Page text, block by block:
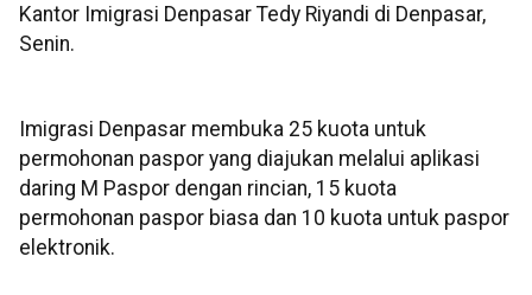
Kantor Imigrasi Denpasar Tedy Riyandi di Denpasar,
Senin.
Imigrasi Denpasar membuka 25 kuota untuk
permohonan paspor yang diajukan melalui aplikasi
daring M Paspor dengan rincian, 15 kuota
permohonan paspor biasa dan 10 kuota untuk paspor
elektronik.